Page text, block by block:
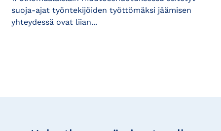
suoja-ajat työntekijöiden työttömäksi jäämisen
yhteydessä ovat liian...